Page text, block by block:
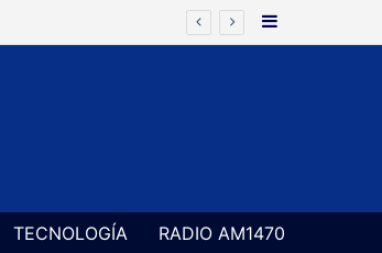
Barra Lateral
TECNOLOGÍA
RADIO AM1470